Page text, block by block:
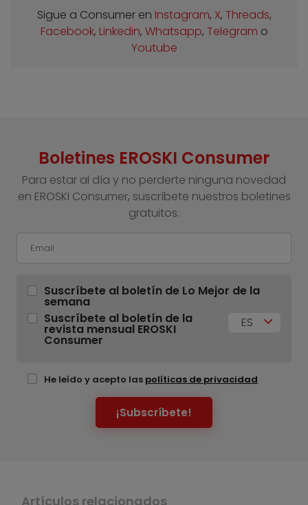
Sigue a Consumer en Instagram, X, Threads,
Facebook, Linkedin, Whatsapp, Telegram o
Youtube
Boletines EROSKI Consumer
Para estar al día y no perderte ninguna novedad
en EROSKI Consumer, suscríbete nuestros boletines
gratuitos.
Suscríbete al boletín de Lo Mejor de la
semana
Suscríbete al boletín de la
revista mensual EROSKI
Consumer
ES
He leído y acepto las políticas de privacidad
¡Subscríbete!
Artículos relacionados